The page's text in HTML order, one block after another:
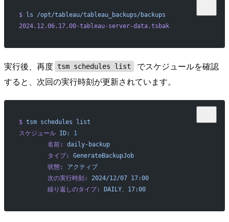
$ ls /opt/tableau/tableau_backups/backups
2024.12.06.17.00-tableau-server-data.tsbak
実行後、再度 tsm schedules list
でスケジュールを確認
すると、次回の実行時刻が更新されています。
$ tsm schedules list
スケジュール ID:
1
        名前:
daily-backup
        タイプ:
GenerateBackupJob
        状態:
アクティブ
        次の実行時刻:
2024/12/07 17:00
        繰り返しのタイプ:
DAILY、17:00